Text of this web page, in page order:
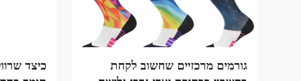
גורמים מרכזיים שחשוב לקחת
כיצד